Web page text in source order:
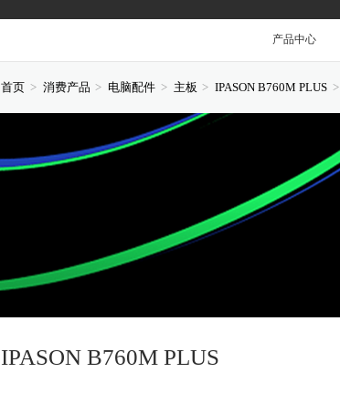
产品中心
首页 消费产品 电脑配件 主板 IPASON B760M PLUS
IPASON B760M PLUS